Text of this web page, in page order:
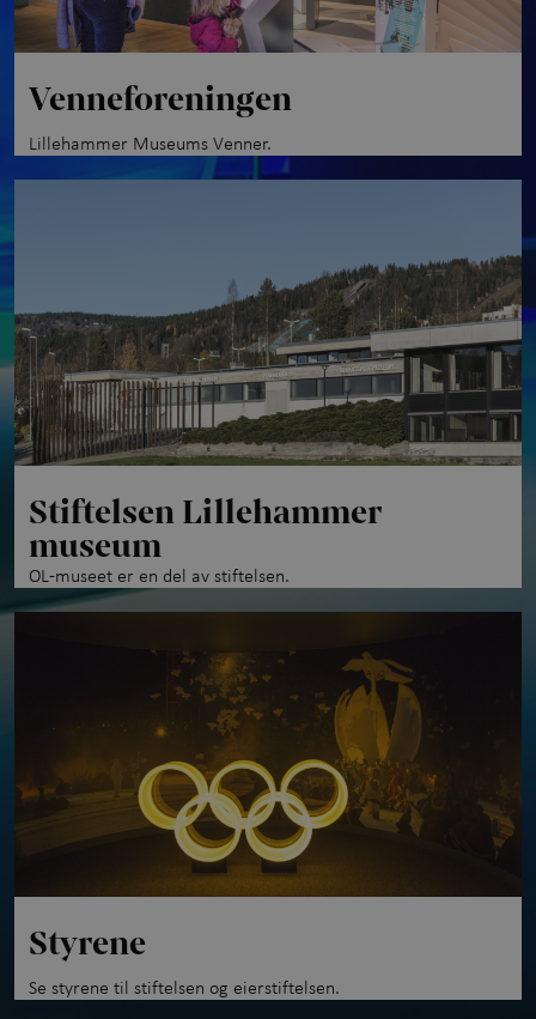
Venneforeningen
Lillehammer Museums Venner.
Stiftelsen Lillehammer
museum
OL-museet er en del av stiftelsen.
Styrene
Se styrene til stiftelsen og eierstiftelsen.